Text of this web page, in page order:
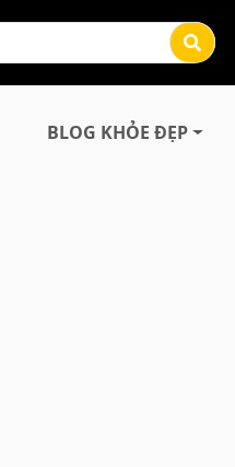
BLOG KHỎE ĐẸP